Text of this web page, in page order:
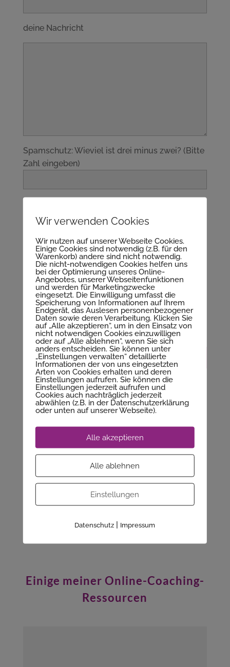
deine Nachricht
Spamschutz: Wieviel ist drei minus zwei? (Bitte
Zahl eingeben)
dem Absenden des Formulars:
dich damit einverstanden, dass deine Daten zur
Bearbeitung deiner Projektanfrage von mir
gespeichert und verwendet werden. Deine
Daten werden über eine verschlüsselte
Verbindung übertragen. Ich gebe keine Daten
an Dritte weiter. Weitere Informationen und
Widerrufshinweise findest du in der
Datenschutzerklärung.
Erlaube mir den Hinweis, dass mir die Kapazität
fehlt, auf Benachrichtigungen einzugehen, wo
Menschen mir ihr Herz ausschütten und gern
nur so mit mir sprechen oder meine Meinung
Dein Seelenalter kann ich nicht ermitteln.
Ich freue mich sehr, wenn du mir über
Verbesserungen und Erfahrungen schreibst, die
Programme erlebt hast, davon lese ich sehr
Einige meiner Online-Coaching-
Ressourcen
Wir verwenden Cookies
Wir nutzen auf unserer Webseite Cookies.
Einige Cookies sind notwendig (z.B. für den
Warenkorb) andere sind nicht notwendig.
Die nicht-notwendigen Cookies helfen uns
bei der Optimierung unseres Online-
Angebotes, unserer Webseitenfunktionen
und werden für Marketingzwecke
eingesetzt. Die Einwilligung umfasst die
Speicherung von Informationen auf Ihrem
Endgerät, das Auslesen personenbezogener
Daten sowie deren Verarbeitung. Klicken Sie
auf „Alle akzeptieren“, um in den Einsatz von
nicht notwendigen Cookies einzuwilligen
oder auf „Alle ablehnen“, wenn Sie sich
anders entscheiden. Sie können unter
„Einstellungen verwalten“ detaillierte
Informationen der von uns eingesetzten
Arten von Cookies erhalten und deren
Einstellungen aufrufen. Sie können die
Einstellungen jederzeit aufrufen und
Cookies auch nachträglich jederzeit
abwählen (z.B. in der Datenschutzerklärung
oder unten auf unserer Webseite).
Alle akzeptieren
Alle ablehnen
Einstellungen
Datenschutz | Impressum